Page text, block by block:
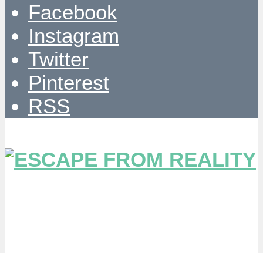
Facebook
Instagram
Twitter
Pinterest
RSS